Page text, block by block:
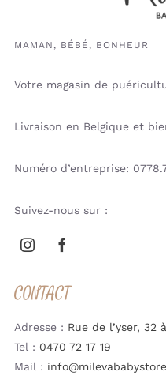
MAMAN, BÉBÉ, BONHEUR
Votre magasin de
Livraison en Belgique et
Numéro d’entreprise:
Suivez-nous sur :
CONTACT
Adresse : Rue de l’yser, 32
Tel : 0470 72 17 19
Mail :